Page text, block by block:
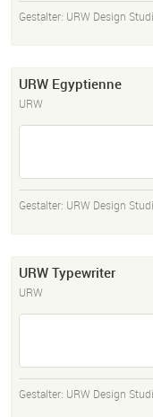
Gestalter: URW Design
URW Egyptienne
URW
Gestalter: URW Design
URW Typewriter
URW
Gestalter: URW Design